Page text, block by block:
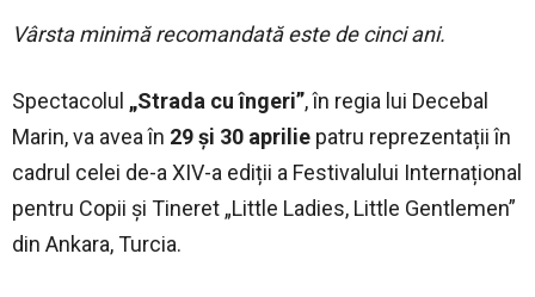
Vârsta minimă recomandată este de cinci ani.
Spectacolul „Strada cu îngeri”, în regia lui Decebal
Marin, va avea în 29 și 30 aprilie patru reprezentații în
cadrul celei de-a XIV-a ediții a Festivalului Internațional
pentru Copii și Tineret „Little Ladies, Little Gentlemen”
din Ankara, Turcia.